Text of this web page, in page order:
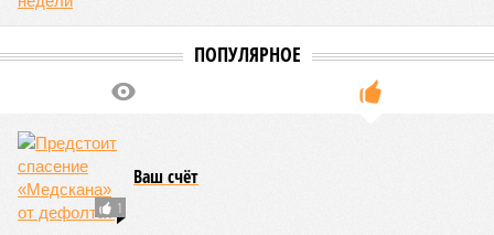
ПОПУЛЯРНОЕ
1
Ваш счёт